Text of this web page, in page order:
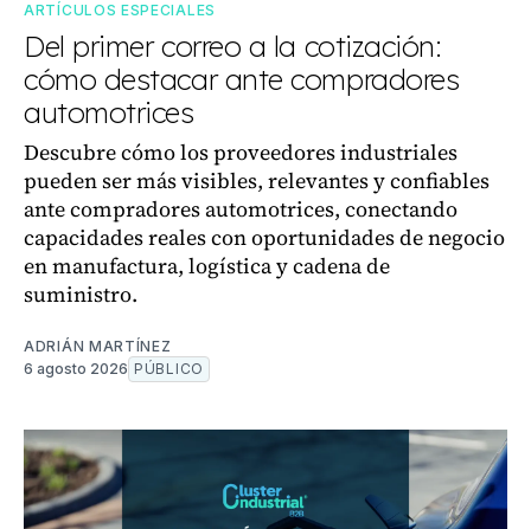
ARTÍCULOS ESPECIALES
Del primer correo a la cotización:
cómo destacar ante compradores
automotrices
Descubre cómo los proveedores industriales
pueden ser más visibles, relevantes y confiables
ante compradores automotrices, conectando
capacidades reales con oportunidades de negocio
en manufactura, logística y cadena de
suministro.
ADRIÁN MARTÍNEZ
6 agosto 2026 PÚBLICO